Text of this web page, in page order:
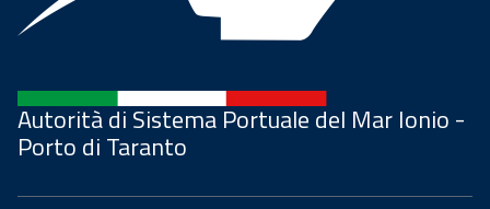
Autorità di Sistema Portuale del Mar Ionio -
Porto di Taranto